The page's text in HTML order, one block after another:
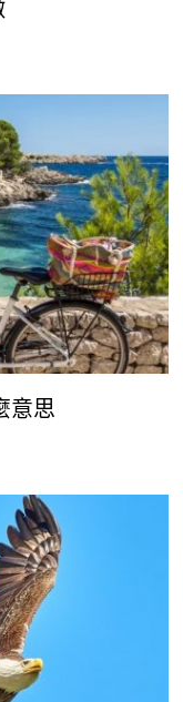
意思